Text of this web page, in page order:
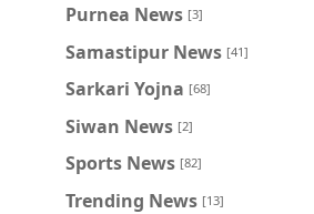
Purnea News [3]
Samastipur News [41]
Sarkari Yojna [68]
Siwan News [2]
Sports News [82]
Trending News [13]